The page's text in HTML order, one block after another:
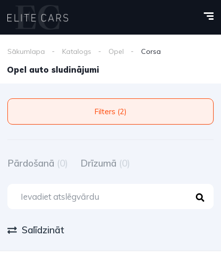
Sākumlapa Katalogs Opel Corsa
Opel auto sludinājumi
Filters (2)
Pārdošanā (0) Drīzumā (0)
Salīdzināt